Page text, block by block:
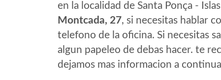
en la localidad de Santa Ponça -
Montcada, 27, si necesitas hablar
telefono de la oficina. Si necesitas
algun papeleo de debas hacer. te
dejamos mas informacion a